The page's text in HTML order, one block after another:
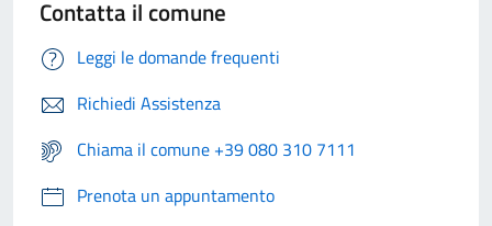
Contatta il comune
Leggi le domande frequenti
Richiedi Assistenza
Chiama il comune +39 080 310 7111
Prenota un appuntamento